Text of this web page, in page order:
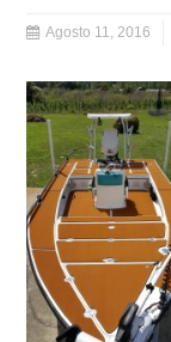
Agosto 11, 2016